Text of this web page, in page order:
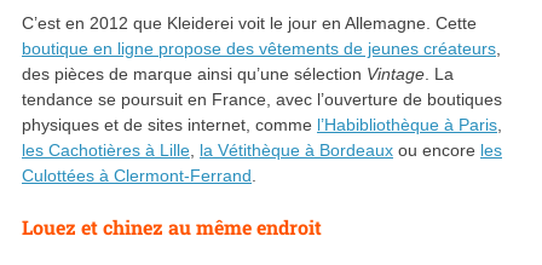
C’est en 2012 que Kleiderei voit le jour en Allemagne. Cette
boutique en ligne propose des vêtements de jeunes créateurs
des pièces de marque ainsi qu’une sélection Vintage . La
tendance se poursuit en France, avec l’ouverture de boutiques
physiques et de sites internet, comme l’Habibliothèque à Paris
les Cachotières à Lille la Vétithèque à Bordeaux ou encore les
Culottées à Clermont-Ferrand
Louez et chinez au même endroit